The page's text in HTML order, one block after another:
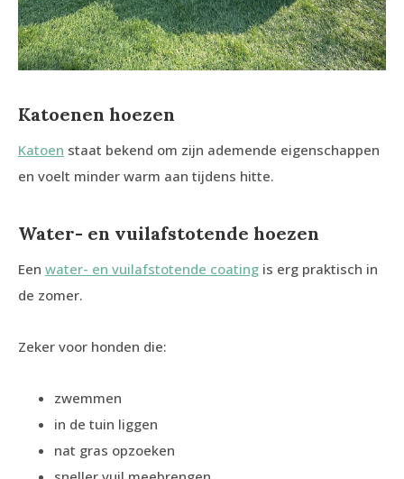
Katoenen hoezen
Katoen staat bekend om zijn ademende eigenschappen
en voelt minder warm aan tijdens hitte.
Water- en vuilafstotende hoezen
Een water- en vuilafstotende coating is erg praktisch in
de zomer.
Zeker voor honden die:
zwemmen
in de tuin liggen
nat gras opzoeken